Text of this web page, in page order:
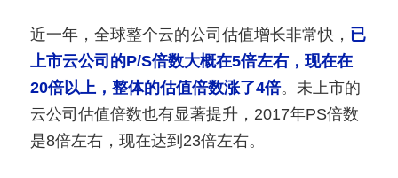
近一年，全球整个云的公司估值增长非常快， 已
上市云公司的P/S倍数大概在5倍左右，现在在
20倍以上，整体的估值倍数涨了4倍。未上市的
云公司估值倍数也有显著提升，2017年PS倍数
是8倍左右，现在达到23倍左右。